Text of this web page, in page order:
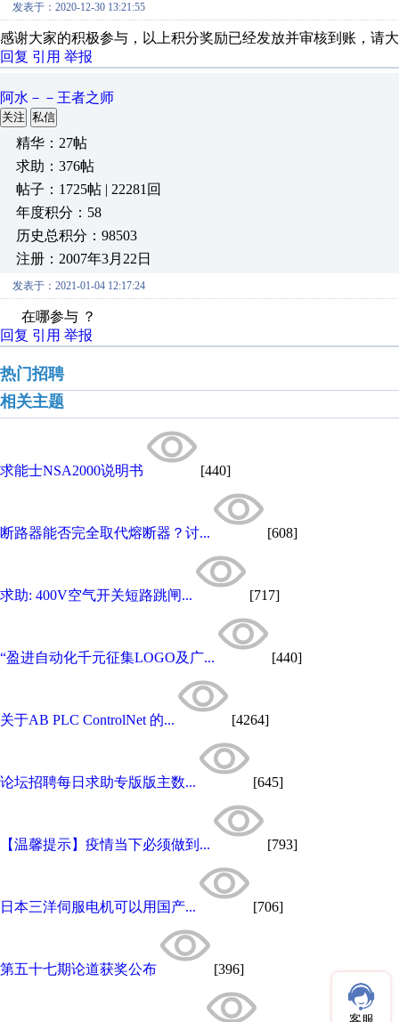
发表于：2020-12-30 13:21:55
感谢大家的积极参与，以上积分奖励已经发放并审核到账，请
回复 引用 举报
阿水－－王者之师
关注 私信
精华：27帖
求助：376帖
帖子：1725帖 | 22281回
年度积分：58
历史总积分：98503
注册：2007年3月22日
发表于：2021-01-04 12:17:24
在哪参与 ？
回复 引用 举报
热门招聘
相关主题
求能士NSA2000说明书 [440]
断路器能否完全取代熔断器？讨... [608]
求助: 400V空气开关短路跳闸... [717]
“盈进自动化千元征集LOGO及广... [440]
关于AB PLC ControlNet 的... [4264]
论坛招聘每日求助专版版主数... [645]
【温馨提示】疫情当下必须做到... [793]
日本三洋伺服电机可以用国产... [706]
第五十七期论道获奖公布 [396]